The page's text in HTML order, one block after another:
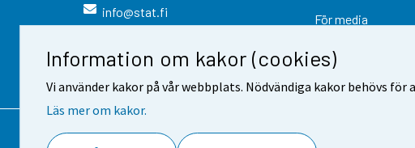
Information om kakor (cookies)
Vi använder kakor på vår webbplats. Nödvändiga kakor behövs
Läs mer om kakor.
info@stat.fi
För media
Kontaktinformation Respons